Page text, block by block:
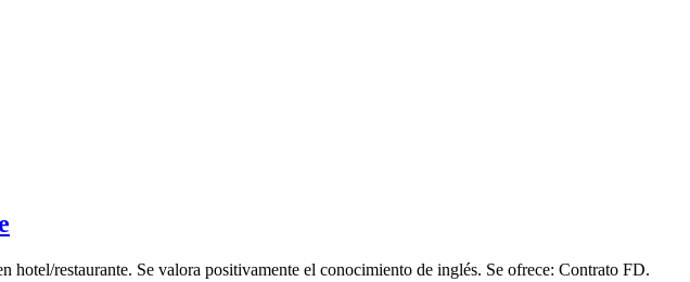
restaurante. Se valora positivamente el conocimiento de inglés. Se ofrece: Contrato FD.